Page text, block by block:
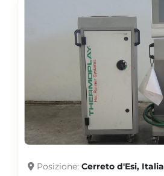
Posizione Cerreto d'Esi, Italia